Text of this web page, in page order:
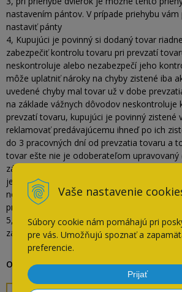
Vaše nastavenie
Súbory cookie nám pomáhajú pri
pre vás. Umožňujú spoznať a
preferencie.
Prijať
nastavením pántov. V prípade priehybu
nastaviť pánty
4, Kupujúci je povinný si dodaný tovar
zabezpečiť kontrolu tovaru pri prevzatí
neskontroluje alebo nezabezpečí jeho
môže uplatniť nároky na chyby zistené iba
uvedené chyby mal tovar už v dobe
na základe vážnych dôvodov neskontroluje
prevzatí tovaru, kupujúci je povinný zistené
reklamovať predávajúcemu ihneď po ich
do 3 pracovných dní od prevzatia tovaru a
tovar ešte nie je odoberateľom upravovaný
závesy, na úchytky, prebalený a podobne).
je možné reklamovať viditeľné chyby, ktoré
nesprávnou manipuláciou – škrabance na
preliačiny na povrchu a pod.
5, Zmeny v objednávke je možné robiť len
zadania alebo potvrdenia objednávky.
Objednávkové číslo D110-1